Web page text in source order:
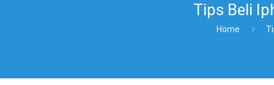
Tips Beli
Home